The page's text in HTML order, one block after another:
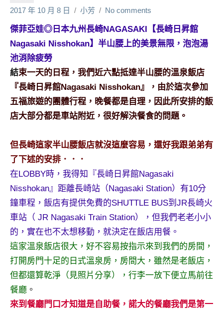
底、
外
景
節
目
主
持、
吳
哥
國
旅
遊
者、
各
發
表
會
及
活
動
主
2017 年 10 月 8 日
小芳 No comments
傑菲亞娃◎日本九州長崎NAGASAKI【長崎日昇館
Nagasaki Nisshokan】半山腰上的美景無限，泡泡湯
池消除疲勞
結束一天的日程，我們近六點抵達半山腰的溫泉飯店
『長崎日昇館Nagasaki Nisshokan』，由於這次參加
五福旅遊的團體行程，晚餐都是自理，因此所安排的飯
店大部分都是車站附近，很好解決餐食的問題。
但長崎這家半山腰飯店就沒這麼容易，還好我跟弟弟有
了下述的安排．．．
在LOBBY時，我得知『長崎日昇館Nagasaki
Nisshokan』距離長崎站（Nagasaki Station）有10分
鐘車程，飯店有提供免費的SHUTTLE BUS到JR長崎火
車站（ JR Nagasaki Train Station），但我們老老小小
的，實在也不太想移動，就決定在飯店用餐。
這家溫泉飯店很大，好不容易按指示來到我們的房間，
打開房門十足的日式溫泉房，房間大，雖然是老飯店，
但都還算乾淨（見照片分享），行李一放下便立馬前往
餐廳 。
來到餐廳門口才知道是自助餐，諾大的餐廳我們是第一